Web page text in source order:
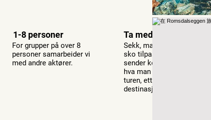
1-8 personer
For grupper på over 8
personer samarbeider vi
med andre aktører.
Ta med
Sekk, mat, drikke, klær og
sko tilpasset forholdene. Vi
sender konkret forslag til
hva man bør ha med på
turen, etter at vi har bestemt
destinasjon.